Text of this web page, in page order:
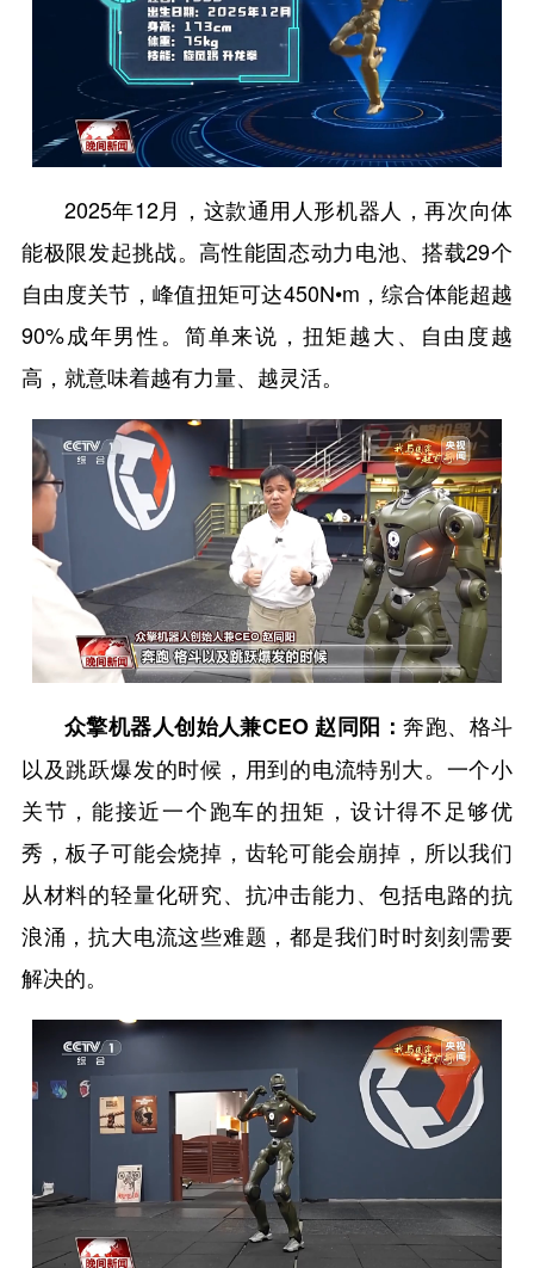
2025年12月，这款通用人形机器人，再次向体
能极限发起挑战。高性能固态动力电池、搭载29个
自由度关节，峰值扭矩可达450N•m，综合体能超越
90%成年男性。简单来说，扭矩越大、自由度越
高，就意味着越有力量、越灵活。
众擎机器人创始人兼CEO 赵同阳：奔跑、格斗
以及跳跃爆发的时候，用到的电流特别大。一个小
关节，能接近一个跑车的扭矩，设计得不足够优
秀，板子可能会烧掉，齿轮可能会崩掉，所以我们
从材料的轻量化研究、抗冲击能力、包括电路的抗
浪涌，抗大电流这些难题，都是我们时时刻刻需要
解决的。